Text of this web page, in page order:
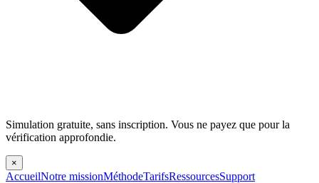
Simulation gratuite, sans inscription. Vous ne payez que pour la
vérification approfondie.
×
AccueilNotre missionMéthodeTarifsRessourcesSupport